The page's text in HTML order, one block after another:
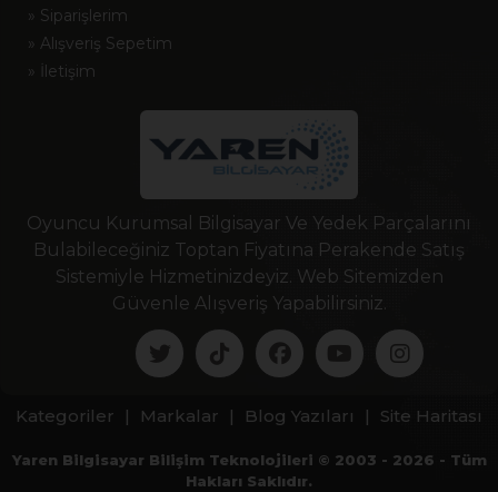
» Siparişlerim
» Alışveriş Sepetim
» İletişim
Oyuncu Kurumsal Bilgisayar Ve Yedek Parçalarını
Bulabileceğiniz Toptan Fiyatına Perakende Satış
Sistemiyle Hizmetinizdeyiz. Web Sitemizden
Güvenle Alışveriş Yapabilirsiniz.
Kategoriler | Markalar | Blog Yazıları | Site Haritası
Yaren Bilgisayar Bilişim Teknolojileri © 2003 - 2026 - Tüm
Hakları Saklıdır.